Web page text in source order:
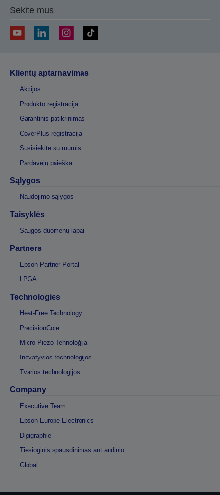
Sekite mus
Klientų aptarnavimas
Akcijos
Produkto registracija
Garantinis patikrinimas
CoverPlus registracija
Susisiekite su mumis
Pardavėjų paieška
Sąlygos
Naudojimo sąlygos
Taisyklės
Saugos duomenų lapai
Partners
Epson Partner Portal
LPGA
Technologies
Heat-Free Technology
PrecisionCore
Micro Piezo Tehnoloģija
Inovatyvios technologijos
Tvarios technologijos
Company
Executive Team
Epson Europe Electronics
Digigraphie
Tiesioginis spausdinimas ant audinio
Global